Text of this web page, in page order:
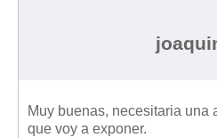
Legislación sobre la
Muy buenas, necesitaria una
que voy a exponer.